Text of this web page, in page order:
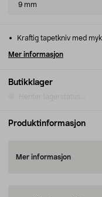
variant
9 mm
Butikklager
Kraftig tapetkniv med
Mer informasjon
Produktinformasjon
Mer informasjon